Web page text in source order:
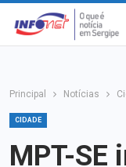
Principal Notícias
CIDADE
MPT-SE